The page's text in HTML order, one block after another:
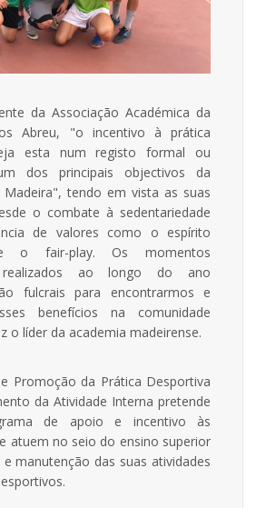
da Associação Académica da
Abreu, "o incentivo à prática
esta num registo formal ou
dos principais objectivos da
Madeira", tendo em vista as suas
o combate à sedentariedade
de valores como o espírito
o fair-play. Os momentos
realizados ao longo do ano
fulcrais para encontrarmos e
benefícios na comunidade
o líder da academia madeirense.
Promoção da Prática Desportiva
da Atividade Interna pretende
de apoio e incentivo às
atuem no seio do ensino superior
manutenção das suas atividades